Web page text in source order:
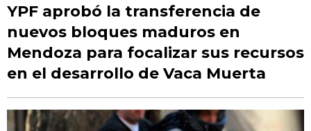
YPF aprobó la transferencia de
nuevos bloques maduros en
Mendoza para focalizar sus recursos
en el desarrollo de Vaca Muerta